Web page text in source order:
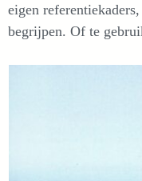
eigen
begrijpen. Of te